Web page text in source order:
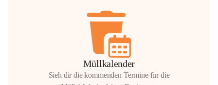
Müllkalender
Sieh dir die kommenden Termine für die